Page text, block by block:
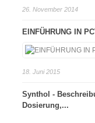
26. November 2014
EINFÜHRUNG IN
18. Juni 2015
Synthol -
Dosierung,...